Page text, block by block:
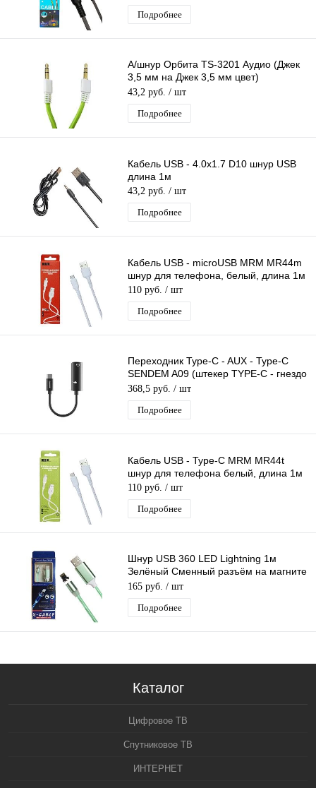
Подробнее
А/шнур Орбита TS-3201 Аудио (Джек
3,5 мм на Джек 3,5 мм цвет)
1м/10/2500
43,2 руб. / шт
Подробнее
Кабель USB - 4.0x1.7 D10 шнур USB
длина 1м
43,2 руб. / шт
Подробнее
Кабель USB - microUSB MRM MR44m
шнур для телефона, белый, длина 1м
110 руб. / шт
Подробнее
Переходник Type-C - AUX - Type-C
SENDEM A09 (штекер TYPE-C - гнездо
3,5мм/гнездо TYPE-C) 14 см
368,5 руб. / шт
Подробнее
Кабель USB - Type-C MRM MR44t
шнур для телефона белый, длина 1м
110 руб. / шт
Подробнее
Шнур USB 360 LED Lightning 1м
Зелёный Сменный разъём на магните
360 градусов светящийся Бегущие
Огни
165 руб. / шт
Подробнее
Каталог
Цифровое ТВ
Спутниковое ТВ
ИНТЕРНЕТ